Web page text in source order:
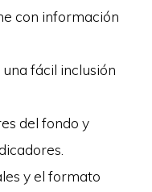
con información
fácil inclusión
del fondo y
y el formato